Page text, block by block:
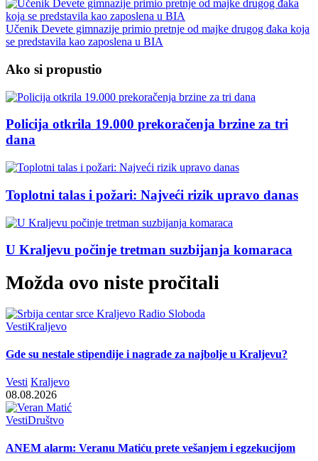
Učenik Devete gimnazije primio pretnje od majke drugog đaka koja
se predstavila kao zaposlena u BIA
Ako si propustio
Policija otkrila 19.000 prekoračenja brzine za tri
dana
Toplotni talas i požari: Najveći rizik upravo danas
U Kraljevu počinje tretman suzbijanja komaraca
Možda ovo niste pročitali
VestiKraljevo
Gde su nestale stipendije i nagrade za najbolje u Kraljevu?
Vesti Kraljevo
08.08.2026
VestiDruštvo
ANEM alarm: Veranu Matiću prete vešanjem i egzekucijom